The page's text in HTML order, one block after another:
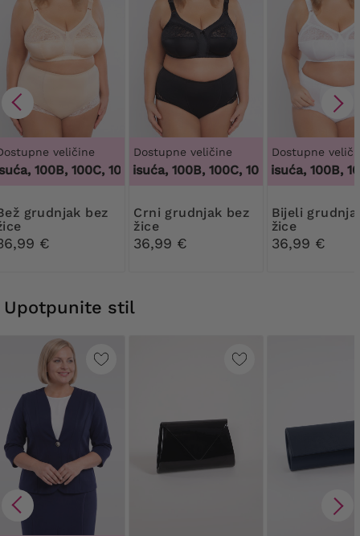
veličine
100B, 100C, 100D, 100DD, 100F, 100G, 100H, 100I, 100J,
bez
€
Dostupne veličine
100 tisuća, 100B, 100C, 100D, 100DD, 100F,
Crni grudnjak bez
žice
36,99 €
Dostupne
100 tisuća, 100B,
Bijeli grudnjak bez
žice
36,99 €
Upotpunite stil